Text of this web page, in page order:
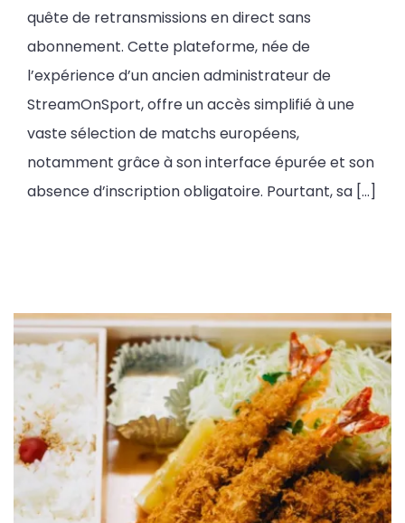
quête de retransmissions en direct sans
abonnement. Cette plateforme, née de
l’expérience d’un ancien administrateur de
StreamOnSport, offre un accès simplifié à une
vaste sélection de matchs européens,
notamment grâce à son interface épurée et son
absence d’inscription obligatoire. Pourtant, sa […]